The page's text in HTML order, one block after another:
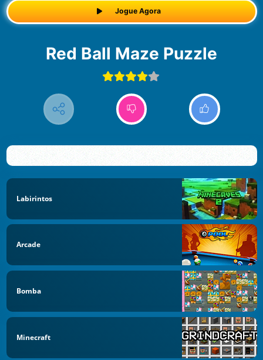
Jogue Agora
Red Ball Maze Puzzle
Labirintos
Arcade
Bomba
Minecraft